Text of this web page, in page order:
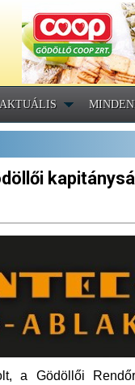
AKTUÁLIS
a Gödöllői